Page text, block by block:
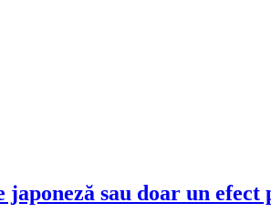
sau doar un efect